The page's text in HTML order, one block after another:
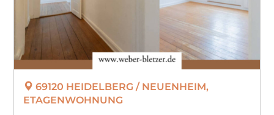
69120 HEIDELBERG / NEUENHEIM,
ETAGENWOHNUNG